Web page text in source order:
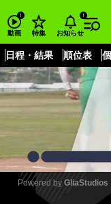
動画 特集 お知らせ
日程・結果 順位表
もっと見る
Powered by GliaStudios